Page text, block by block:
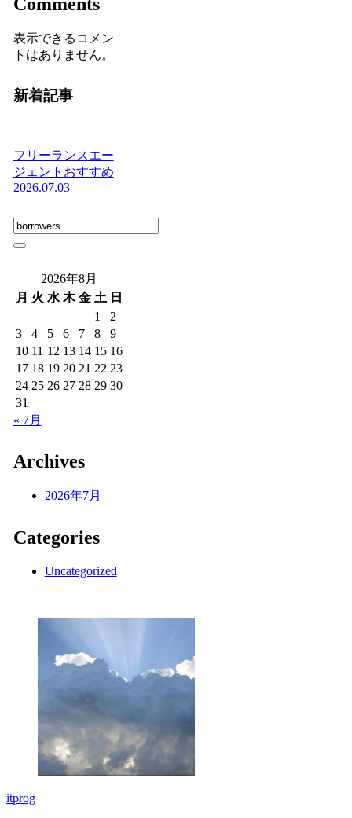
表示できるコメン
トはありません。
新着記事
フリーランスエー
ジェントおすすめ
2026.07.03
2026年8月
月 火 水 木 金 土 日
1
2
3
4 5 6 7 8
9
10 11 12 13 14 15 16
17 18 19 20 21 22 23
24 25 26 27 28 29 30
31
« 7月
Archives
2026年7月
Categories
Uncategorized
itprog